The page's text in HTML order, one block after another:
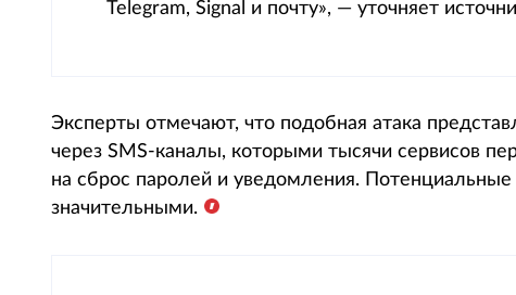
Telegram, Signal и почту», — уточняет
Эксперты отмечают, что подобная атака
через SMS-каналы, которыми тысячи сервисов
на сброс паролей и уведомления.
значительными.